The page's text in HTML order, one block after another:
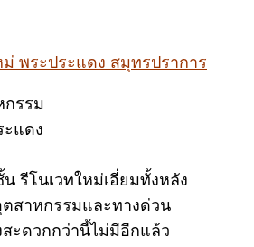
ม่ พระประแดง สมุทรปราการ
กรรม
แดง
รีโนเวทใหม่เอี่ยมทั้งหลัง
สาหกรรมและทางด่วน
ะดวกกว่านี้ไม่มีอีกแล้ว